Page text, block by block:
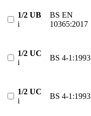
1/2 UB
i
BS EN
10365:2017
1/2 UC
i
BS 4-1:1993
1/2 UC
i
BS 4-1:1993